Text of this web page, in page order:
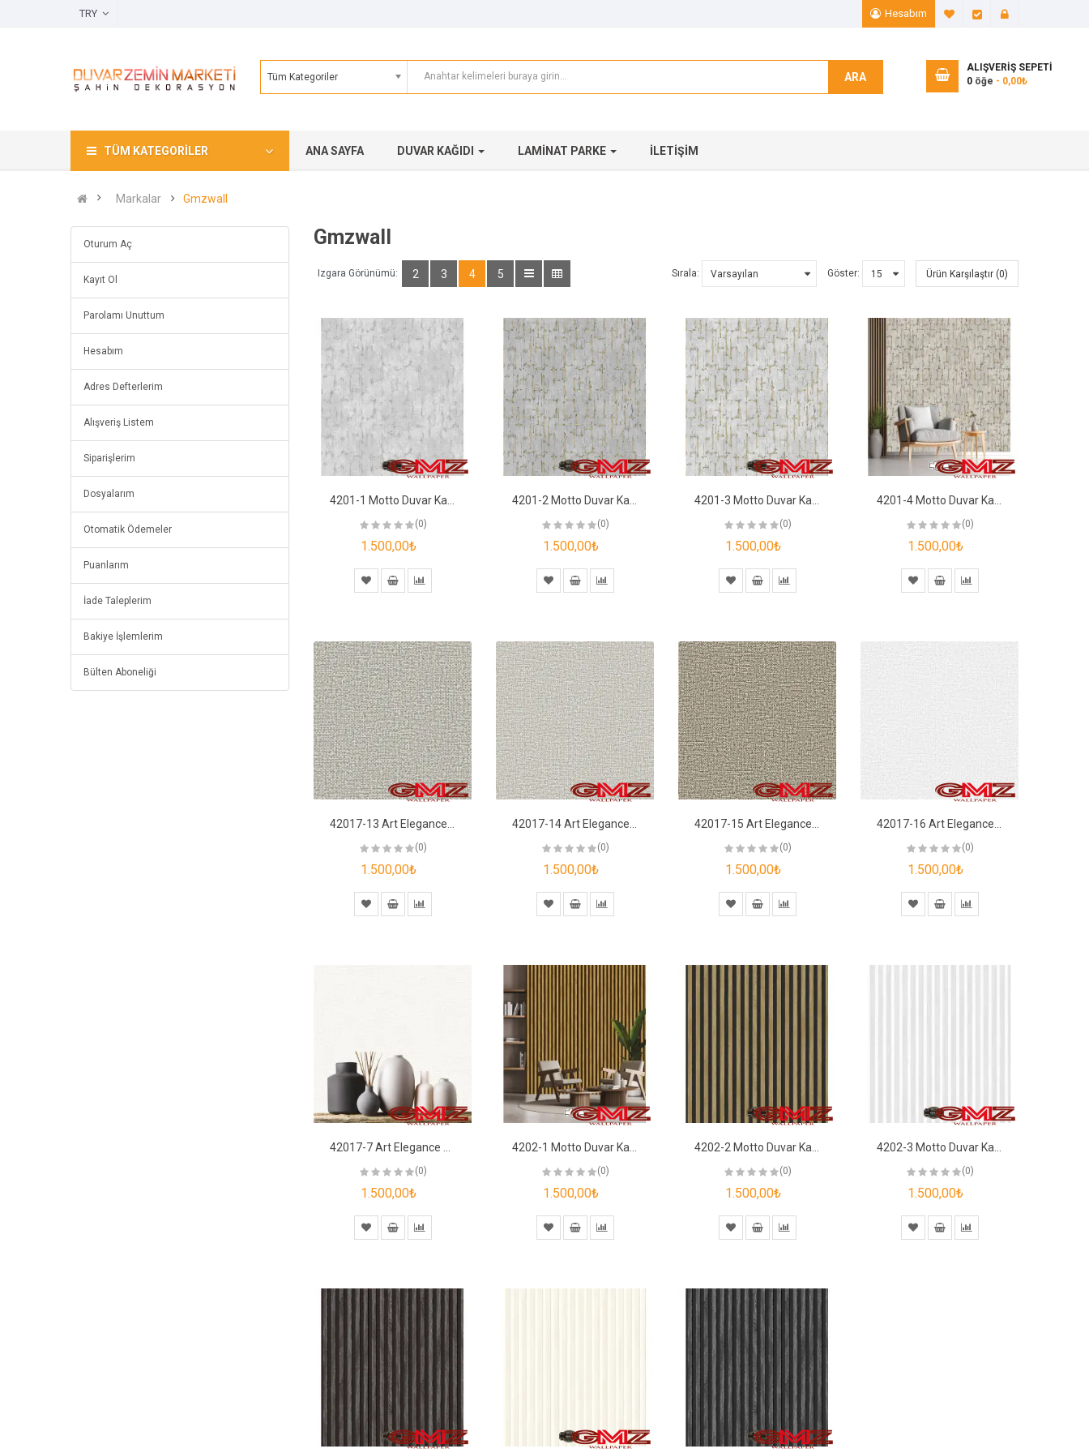
Hesabım A. Listem (0)
Ödeme
Tüm Kategoriler ARA
ALIŞVERIŞ SEPETI
0 öğe - 0,00₺
TÜM KATEGORILER ANA SAYFA DUVAR KAĞIDI LAMINAT PARKE İLETIŞIM
Markalar Gmzwall
Oturum Aç
Kayıt Ol
Parolamı Unuttum
Hesabım
Adres Defterlerim
Alışveriş Listem
Siparişlerim
Dosyalarım
Otomatik Ödemeler
Puanlarım
İade Taleplerim
Bakiye İşlemlerim
Bülten Aboneliği
Gmzwall
Izgara Görünümü: 2 3 4 5 Sırala: Göster: Ürün Karşılaştır (0)
(0)
1.500,00₺
(0)
1.500,00₺
(0)
1.500,00₺
(0)
1.500,00₺
(0)
1.500,00₺
(0)
1.500,00₺
(0)
1.500,00₺
(0)
1.500,00₺
(0)
1.500,00₺
(0)
1.500,00₺
(0)
1.500,00₺
(0)
1.500,00₺